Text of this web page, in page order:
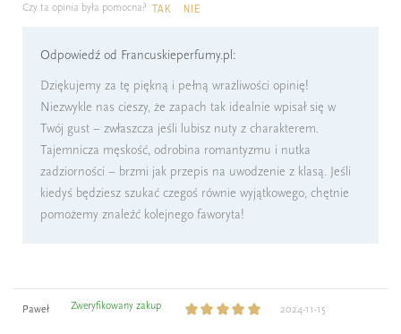
Czy ta opinia była pomocna? TAK NIE
Odpowiedź od Francuskieperfumy.pl:
Dziękujemy za tę piękną i pełną wrażliwości opinię!
Niezwykle nas cieszy, że zapach tak idealnie wpisał się w
Twój gust – zwłaszcza jeśli lubisz nuty z charakterem.
Tajemnicza męskość, odrobina romantyzmu i nutka
zadziorności – brzmi jak przepis na uwodzenie z klasą. Jeśli
kiedyś będziesz szukać czegoś równie wyjątkowego, chętnie
pomożemy znaleźć kolejnego faworyta!
Paweł Zweryfikowany zakup 2024-11-15